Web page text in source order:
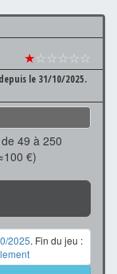
★☆☆☆☆☆
le 31/10/2025.
49 à 250
€)
2025. Fin du jeu :